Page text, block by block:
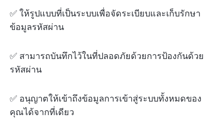
✅ ให้รูปแบบที่เป็นระบบเพื่อจัดระเบียบและเก็บรักษา
ข้อมูลรหัสผ่าน
✅ สามารถบันทึกไว้ในที่ปลอดภัยด้วยการป้องกันด้วย
รหัสผ่าน
✅ อนุญาตให้เข้าถึงข้อมูลการเข้าสู่ระบบทั้งหมดของ
คุณได้จากที่เดียว